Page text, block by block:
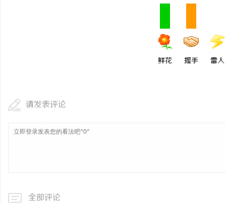
鲜花 握手 雷人
请发表评论
全部评论